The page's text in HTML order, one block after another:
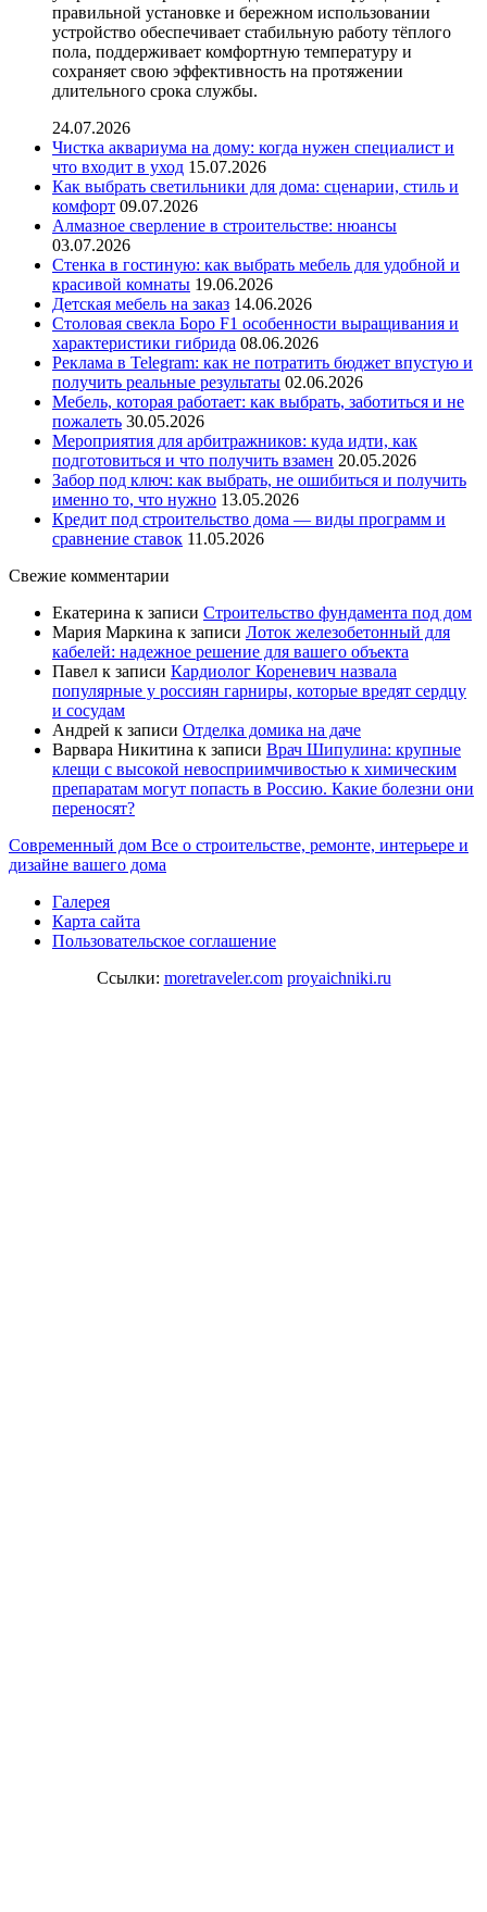
правильной установке и бережном использовании
устройство обеспечивает стабильную работу тёплого
пола, поддерживает комфортную температуру и
сохраняет свою эффективность на протяжении
длительного срока службы.
24.07.2026
Чистка аквариума на дому: когда нужен специалист и
что входит в уход 15.07.2026
Как выбрать светильники для дома: сценарии, стиль и
комфорт 09.07.2026
Алмазное сверление в строительстве: нюансы
03.07.2026
Стенка в гостиную: как выбрать мебель для удобной и
красивой комнаты 19.06.2026
Детская мебель на заказ 14.06.2026
Столовая свекла Боро F1 особенности выращивания и
характеристики гибрида 08.06.2026
Реклама в Telegram: как не потратить бюджет впустую и
получить реальные результаты 02.06.2026
Мебель, которая работает: как выбрать, заботиться и не
пожалеть 30.05.2026
Мероприятия для арбитражников: куда идти, как
подготовиться и что получить взамен 20.05.2026
Забор под ключ: как выбрать, не ошибиться и получить
именно то, что нужно 13.05.2026
Кредит под строительство дома — виды программ и
сравнение ставок 11.05.2026
Свежие комментарии
Екатерина к записи Строительство фундамента под дом
Мария Маркина к записи Лоток железобетонный для
кабелей: надежное решение для вашего объекта
Павел к записи Кардиолог Кореневич назвала
популярные у россиян гарниры, которые вредят сердцу
и сосудам
Андрей к записи Отделка домика на даче
Варвара Никитина к записи Врач Шипулина: крупные
клещи с высокой невосприимчивостью к химическим
препаратам могут попасть в Россию. Какие болезни они
переносят?
Современный дом Все о строительстве, ремонте, интерьере и
дизайне вашего дома
Галерея
Карта сайта
Пользовательское соглашение
Ссылки: moretraveler.com proyaichniki.ru